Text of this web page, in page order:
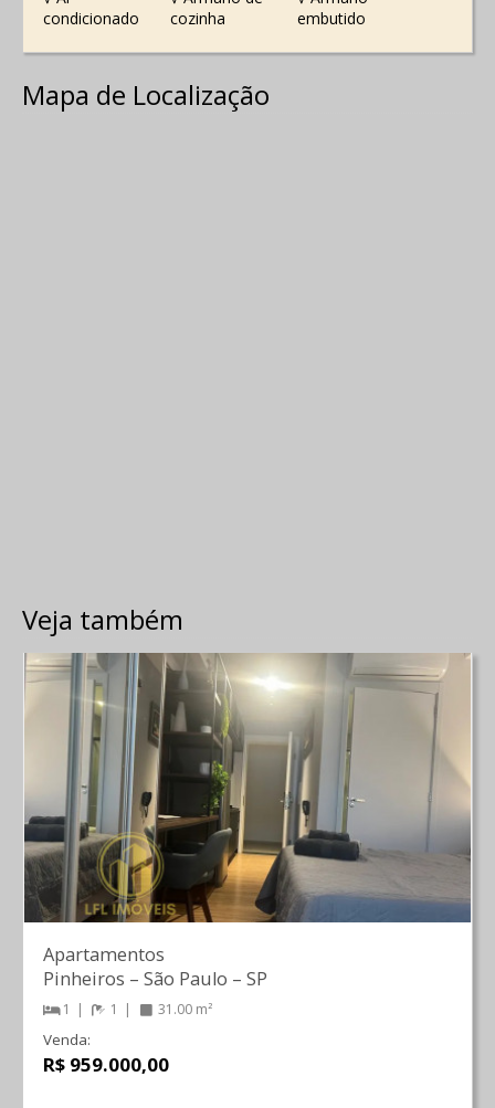
condicionado
cozinha
embutido
Mapa de Localização
Veja também
Apartamentos
Pinheiros – São Paulo – SP
1 1 31.00 m²
Venda:
R$ 959.000,00